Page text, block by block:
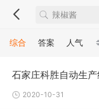
综合 答案 人气
石家庄科胜自动生产
2020-10-31